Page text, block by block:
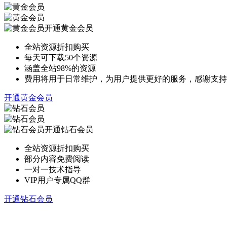
开通黄金会员
全站资源折扣购买
每天可下载50个资源
涵盖全站98%的资源
费用将用于日常维护，为用户提供更好的服务，感谢支持
开通黄金会员
开通钻石会员
全站资源折扣购买
部分内容免费阅读
一对一技术指导
VIP用户专属QQ群
开通钻石会员